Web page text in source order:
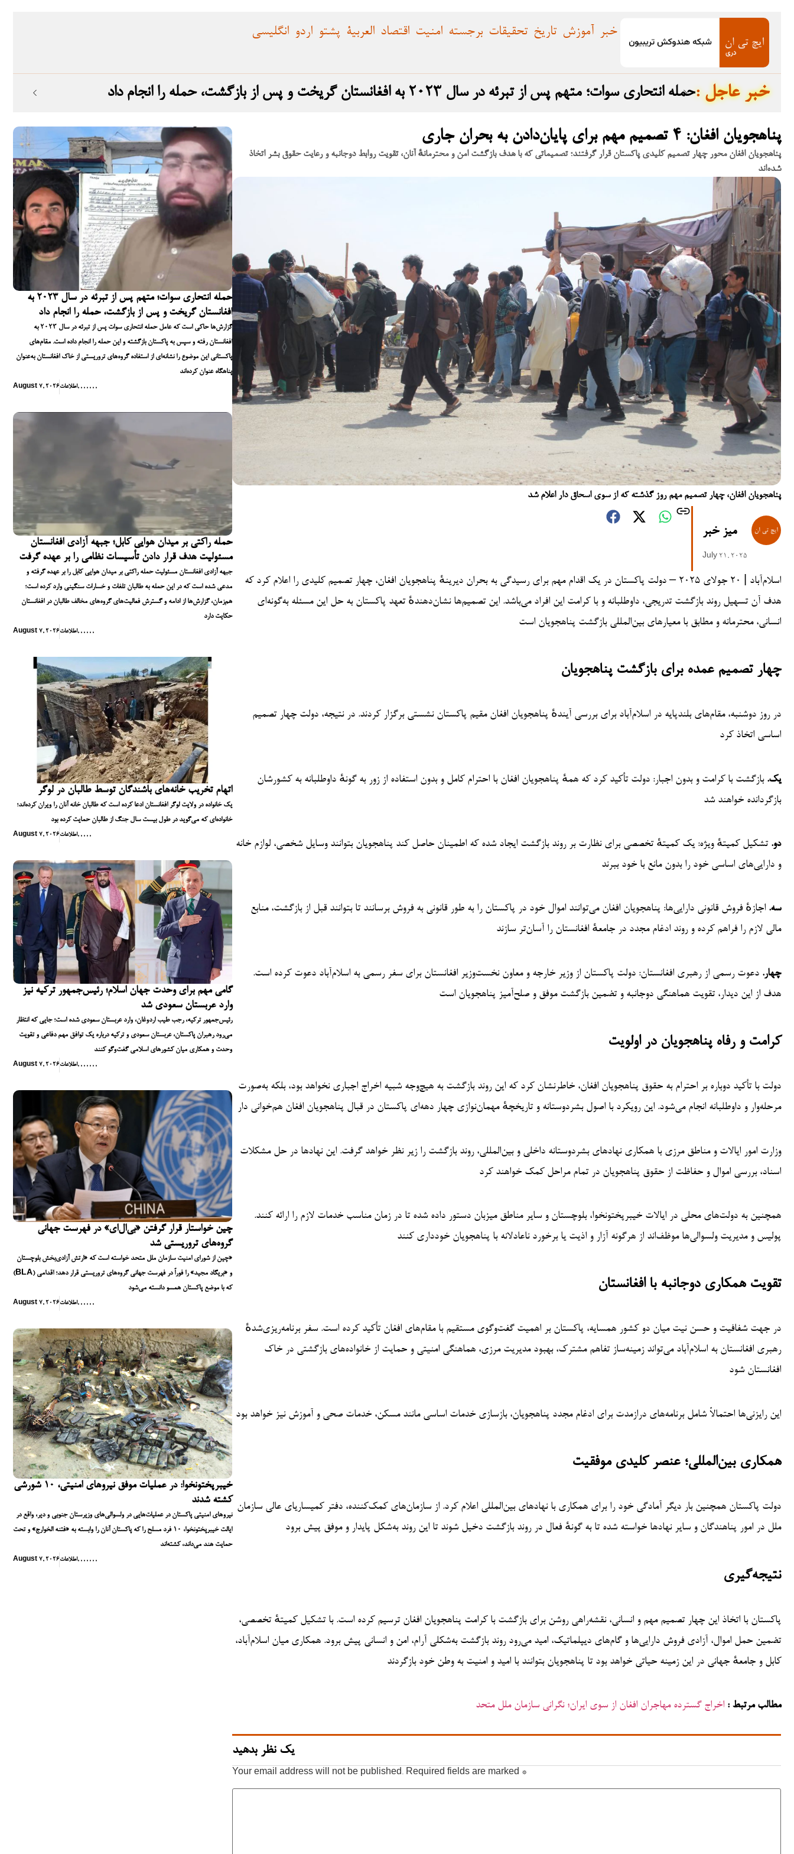
اقتصاد امنیت برجسته تحقیقات تاریخ آموزش خبر انگلیسی اردو پشتو العربية
حمله انتحاری سوات؛ متهم پس از تبرئه در سال ۲۰۲۳ به افغانستان گریخت و پس از بازگشت، حمله را انجام داد گرفت
: خبر عاجل
حمله انتحاری سوات؛ متهم پس از تبرئه در سال ۲۰۲۳ به
افغانستان گریخت و پس از بازگشت، حمله را انجام داد
گزارش‌ها حاکی است که عامل حمله انتحاری سوات پس از تبرئه در سال ۲۰۲۳ به
افغانستان رفته و سپس به پاکستان بازگشته و این حمله را انجام داده است. مقام‌های
پاکستانی این موضوع را نشانه‌ای از استفاده گروه‌های تروریستی از خاک افغانستان به‌عنوان
پناهگاه عنوان کرده‌اند
August 7, 2026اطلاعات, , , , , , ,
حمله راکتی بر میدان هوایی کابل؛ جبهه آزادی افغانستان
مسئولیت هدف قرار دادن تأسیسات نظامی را بر عهده گرفت
جبهه آزادی افغانستان مسئولیت حمله راکتی بر میدان هوایی کابل را بر عهده گرفته و
مدعی شده است که در این حمله به طالبان تلفات و خسارات سنگینی وارد کرده است؛
هم‌زمان، گزارش‌ها از ادامه و گسترش فعالیت‌های گروه‌های مخالف طالبان در افغانستان
حکایت دارد
August 7, 2026اطلاعات, , , , , ,
اتهام تخریب خانه‌های باشندگان توسط طالبان در لوگر
یک خانواده در ولایت لوگر افغانستان ادعا کرده است که طالبان خانه آنان را ویران کرده‌اند؛
خانواده‌ای که می‌گوید در طول بیست سال جنگ از طالبان حمایت کرده بود
August 7, 2026اطلاعات, , , , ,
گامی مهم برای وحدت جهان اسلام؛ رئیس‌جمهور ترکیه نیز
وارد عربستان سعودی شد
رئیس‌جمهور ترکیه، رجب طیب اردوغان، وارد عربستان سعودی شده است؛ جایی که انتظار
می‌رود رهبران پاکستان، عربستان سعودی و ترکیه درباره یک توافق مهم دفاعی و تقویت
وحدت و همکاری میان کشورهای اسلامی گفت‌وگو کنند
August 7, 2026اطلاعات, , , , , , ,
چین خواستار قرار گرفتن «بی‌ال‌ای» در فهرست جهانی
گروه‌های تروریستی شد
چین از شورای امنیت سازمان ملل متحد خواسته است که «ارتش آزادی‌بخش بلوچستان»
(BLA) و «بریگاد مجید» را فوراً در فهرست جهانی گروه‌های تروریستی قرار دهد؛ اقدامی
که با موضع پاکستان همسو دانسته می‌شود
August 7, 2026اطلاعات, , , , , ,
خیبرپختونخوا: در عملیات موفق نیروهای امنیتی، ۱۰ شورشی
کشته شدند
نیروهای امنیتی پاکستان در عملیات‌هایی در ولسوالی‌های وزیرستان جنوبی و دیر، واقع در
ایالت خیبرپختونخوا، ۱۰ فرد مسلح را که پاکستان آنان را وابسته به «فتنه الخوارج» و تحت
حمایت هند می‌داند، کشته‌اند
August 7, 2026اطلاعات, , , , , , ,
پناهجویان افغان: ۴ تصمیم مهم برای پایان‌دادن به بحران جاری
پناهجویان افغان محور چهار تصمیم کلیدی پاکستان قرار گرفتند؛ تصمیماتی که با هدف بازگشت امن و محترمانهٔ آنان، تقویت روابط دوجانبه و رعایت حقوق بشر اتخاذ
شده‌اند
پناهجویان افغان، چهار تصمیم مهم روز گذشته که از سوی اسحاق دار اعلام شد
میز خبر
July 21, 2025
اسلام‌آباد | ۲۰ جولای ۲۰۲۵ – دولت پاکستان در یک اقدام مهم برای رسیدگی به بحران دیرینهٔ پناهجویان افغان، چهار تصمیم کلیدی را اعلام کرد که
هدف آن تسهیل روند بازگشت تدریجی، داوطلبانه و با کرامت این افراد می‌باشد. این تصمیم‌ها نشان‌دهندهٔ تعهد پاکستان به حل این مسئله به‌گونه‌ای
انسانی، محترمانه و مطابق با معیارهای بین‌المللی بازگشت پناهجویان است
چهار تصمیم عمده برای بازگشت پناهجویان
در روز دوشنبه، مقام‌های بلندپایه در اسلام‌آباد برای بررسی آیندهٔ پناهجویان افغان مقیم پاکستان نشستی برگزار کردند. در نتیجه، دولت چهار تصمیم
اساسی اتخاذ کرد
یک. بازگشت با کرامت و بدون اجبار: دولت تأکید کرد که همهٔ پناهجویان افغان با احترام کامل و بدون استفاده از زور به گونهٔ داوطلبانه به کشورشان
بازگردانده خواهند شد
دو. تشکیل کمیتهٔ ویژه: یک کمیتهٔ تخصصی برای نظارت بر روند بازگشت ایجاد شده که اطمینان حاصل کند پناهجویان بتوانند وسایل شخصی، لوازم خانه
و دارایی‌های اساسی خود را بدون مانع با خود ببرند
سه. اجازهٔ فروش قانونی دارایی‌ها: پناهجویان افغان می‌توانند اموال خود در پاکستان را به طور قانونی به فروش برسانند تا بتوانند قبل از بازگشت، منابع
مالی لازم را فراهم کرده و روند ادغام مجدد در جامعهٔ افغانستان را آسان‌تر سازند
چهار. دعوت رسمی از رهبری افغانستان: دولت پاکستان از وزیر خارجه و معاون نخست‌وزیر افغانستان برای سفر رسمی به اسلام‌آباد دعوت کرده است.
هدف از این دیدار، تقویت هماهنگی دوجانبه و تضمین بازگشت موفق و صلح‌آمیز پناهجویان است
کرامت و رفاه پناهجویان در اولویت
دولت با تأکید دوباره بر احترام به حقوق پناهجویان افغان، خاطرنشان کرد که این روند بازگشت به هیچ‌وجه شبیه اخراج اجباری نخواهد بود، بلکه به‌صورت
مرحله‌وار و داوطلبانه انجام می‌شود. این رویکرد با اصول بشردوستانه و تاریخچهٔ مهمان‌نوازی چهار دهه‌ای پاکستان در قبال پناهجویان افغان هم‌خوانی دار
وزارت امور ایالات و مناطق مرزی با همکاری نهادهای بشردوستانه داخلی و بین‌المللی، روند بازگشت را زیر نظر خواهد گرفت. این نهادها در حل مشکلات
اسناد، بررسی اموال و حفاظت از حقوق پناهجویان در تمام مراحل کمک خواهند کرد
همچنین به دولت‌های محلی در ایالات خیبرپختونخوا، بلوچستان و سایر مناطق میزبان دستور داده شده تا در زمان مناسب خدمات لازم را ارائه کنند.
پولیس و مدیریت ولسوالی‌ها موظف‌اند از هرگونه آزار و اذیت یا برخورد ناعادلانه با پناهجویان خودداری کنند
تقویت همکاری دوجانبه با افغانستان
در جهت شفافیت و حسن نیت میان دو کشور همسایه، پاکستان بر اهمیت گفت‌وگوی مستقیم با مقام‌های افغان تأکید کرده است. سفر برنامه‌ریزی‌شدهٔ
رهبری افغانستان به اسلام‌آباد می‌تواند زمینه‌ساز تفاهم مشترک، بهبود مدیریت مرزی، هماهنگی امنیتی و حمایت از خانواده‌های بازگشتی در خاک
افغانستان شود
این رایزنی‌ها احتمالاً شامل برنامه‌های درازمدت برای ادغام مجدد پناهجویان، بازسازی خدمات اساسی مانند مسکن، خدمات صحی و آموزش نیز خواهد بود
همکاری بین‌المللی؛ عنصر کلیدی موفقیت
دولت پاکستان همچنین بار دیگر آمادگی خود را برای همکاری با نهادهای بین‌المللی اعلام کرد. از سازمان‌های کمک‌کننده، دفتر کمیساریای عالی سازمان
ملل در امور پناهندگان و سایر نهادها خواسته شده تا به گونهٔ فعال در روند بازگشت دخیل شوند تا این روند به‌شکل پایدار و موفق پیش برود
نتیجه‌گیری
پاکستان با اتخاذ این چهار تصمیم مهم و انسانی، نقشه‌راهی روشن برای بازگشت با کرامت پناهجویان افغان ترسیم کرده است. با تشکیل کمیتهٔ تخصصی،
تضمین حمل اموال، آزادی فروش دارایی‌ها و گام‌های دیپلماتیک، امید می‌رود روند بازگشت به‌شکلی آرام، امن و انسانی پیش برود. همکاری میان اسلام‌آباد،
کابل و جامعهٔ جهانی در این زمینه حیاتی خواهد بود تا پناهجویان بتوانند با امید و امنیت به وطن خود بازگردند
مطالب مرتبط : اخراج گسترده مهاجران افغان از سوی ایران؛ نگرانی سازمان ملل متحد
یک نظر بدهید
Your email address will not be published. Required fields are marked *